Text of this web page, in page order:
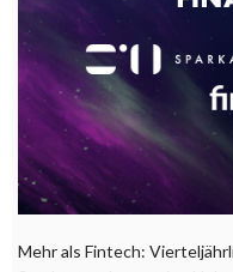
Mehr als Fintech: